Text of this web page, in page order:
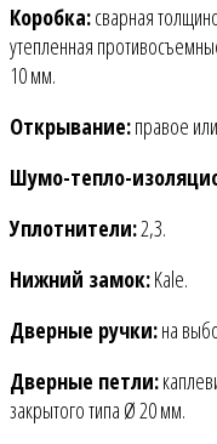
Коробка:сварная
утепленная
10 мм.
Открывание:правое
Шумо-тепло-
Уплотнители:2,3.
Нижний замок:Kale.
Дверные ручки:на
Дверные петли:
закрытого типа Ø 20 мм.